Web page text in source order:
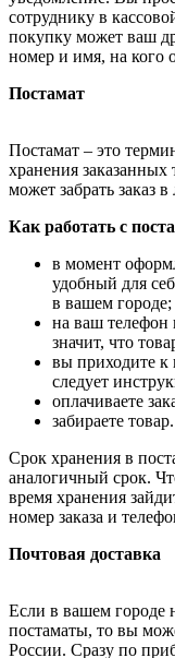
сотруднику в
покупку может ваш
номер и имя, на кого
Постамат
Постамат – это
хранения заказанных
может забрать заказ
Как работать с
в момент
удобный для
в вашем городе;
на ваш телефон
значит, что
вы приходите к
следует
оплачиваете
забираете товар.
Срок хранения в
аналогичный срок.
время хранения
номер заказа и
Почтовая доставка
Если в вашем городе
постаматы, то вы
России. Сразу по